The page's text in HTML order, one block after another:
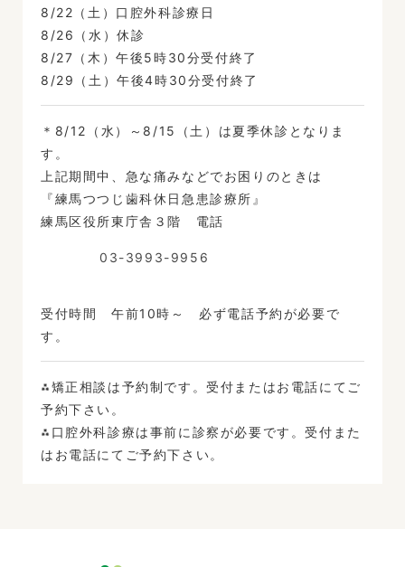
8/22（土）口腔外科診療日
8/26（水）休診
8/27（木）午後5時30分受付終了
8/29（土）午後4時30分受付終了
＊8/12（水）～8/15（土）は夏季休診となりま
す。
上記期間中、急な痛みなどでお困りのときは
『練馬つつじ歯科休日急患診療所』
練馬区役所東庁舎３階 電話
03-3993-9956
受付時間 午前10時～ 必ず電話予約が必要で
す。
⁂矯正相談は予約制です。受付またはお電話にてご
予約下さい。
⁂口腔外科診療は事前に診察が必要です。受付また
はお電話にてご予約下さい。